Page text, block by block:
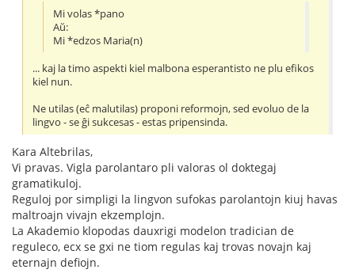
Mi volas *pano
Aŭ:
Mi *edzos Maria(n)
... kaj la timo aspekti kiel malbona esperantisto ne plu efikos
kiel nun.
Ne utilas (eĉ malutilas) proponi reformojn, sed evoluo de la
lingvo - se ĝi sukcesas - estas pripensinda.
Kara Altebrilas,
Vi pravas. Vigla parolantaro pli valoras ol doktegaj
gramatikuloj.
Reguloj por simpligi la lingvon sufokas parolantojn kiuj havas
maltroajn vivajn ekzemplojn.
La Akademio klopodas dauxrigi modelon tradician de
reguleco, ecx se gxi ne tiom regulas kaj trovas novajn kaj
eternajn defiojn.